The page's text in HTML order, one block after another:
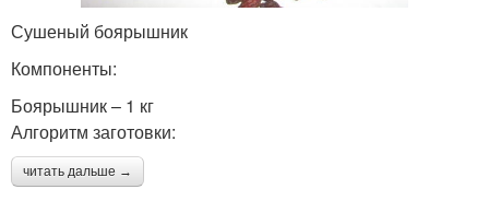
Сушеный боярышник
Компоненты:
Боярышник – 1 кг
Алгоритм заготовки:
читать дальше →